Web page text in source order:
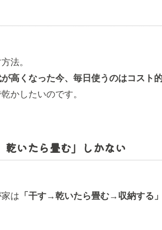
法。
高くなった今、毎日使うのはコスト
かしたいのです。
いたら畳む」しかない
は 「干す→乾いたら畳む→収納する」